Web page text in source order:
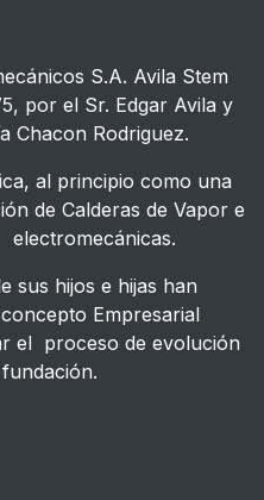
S.A. Avila Stem
por el Sr. Edgar Avila y
Chacon Rodriguez.
al principio como una
de Calderas de Vapor e
sus hijos e hijas han
Empresarial
el proceso de evolución